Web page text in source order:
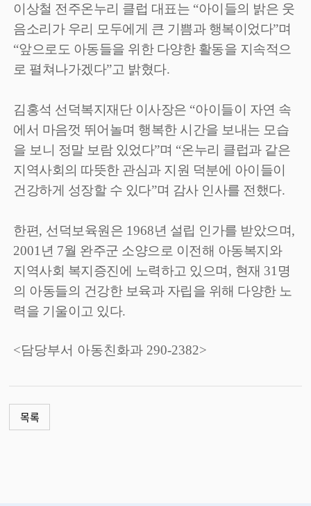
이상철 전주온누리 클럽 대표는 “아이들의 밝은 웃
음소리가 우리 모두에게 큰 기쁨과 행복이었다”며
“앞으로도 아동들을 위한 다양한 활동을 지속적으
로 펼쳐나가겠다”고 밝혔다.
김홍석 선덕복지재단 이사장은 “아이들이 자연 속
에서 마음껏 뛰어놀며 행복한 시간을 보내는 모습
을 보니 정말 보람 있었다”며 “온누리 클럽과 같은
지역사회의 따뜻한 관심과 지원 덕분에 아이들이
건강하게 성장할 수 있다”며 감사 인사를 전했다.
한편, 선덕보육원은 1968년 설립 인가를 받았으며,
2001 년 7월 완주군 소양으로 이전해 아동복지와
지역사회 복지증진에 노력하고 있으며, 현재 31 명
의 아동들의 건강한 보육과 자립을 위해 다양한 노
력을 기울이고 있다.
<담당부서 아동친화과 290-2382>
목록